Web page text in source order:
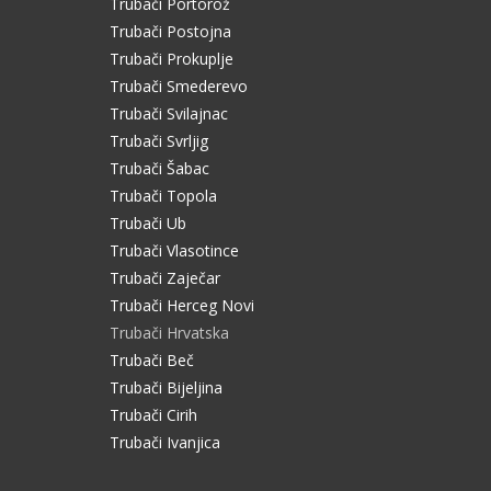
Trubači Postojna
Trubači Prokuplje
Trubači Smederevo
Trubači Svilajnac
Trubači Svrljig
Trubači Šabac
Trubači Topola
Trubači Ub
Trubači Vlasotince
Trubači Zaječar
Trubači Herceg Novi
Trubači Hrvatska
Trubači Beč
Trubači Bijeljina
Trubači Cirih
Trubači Ivanjica